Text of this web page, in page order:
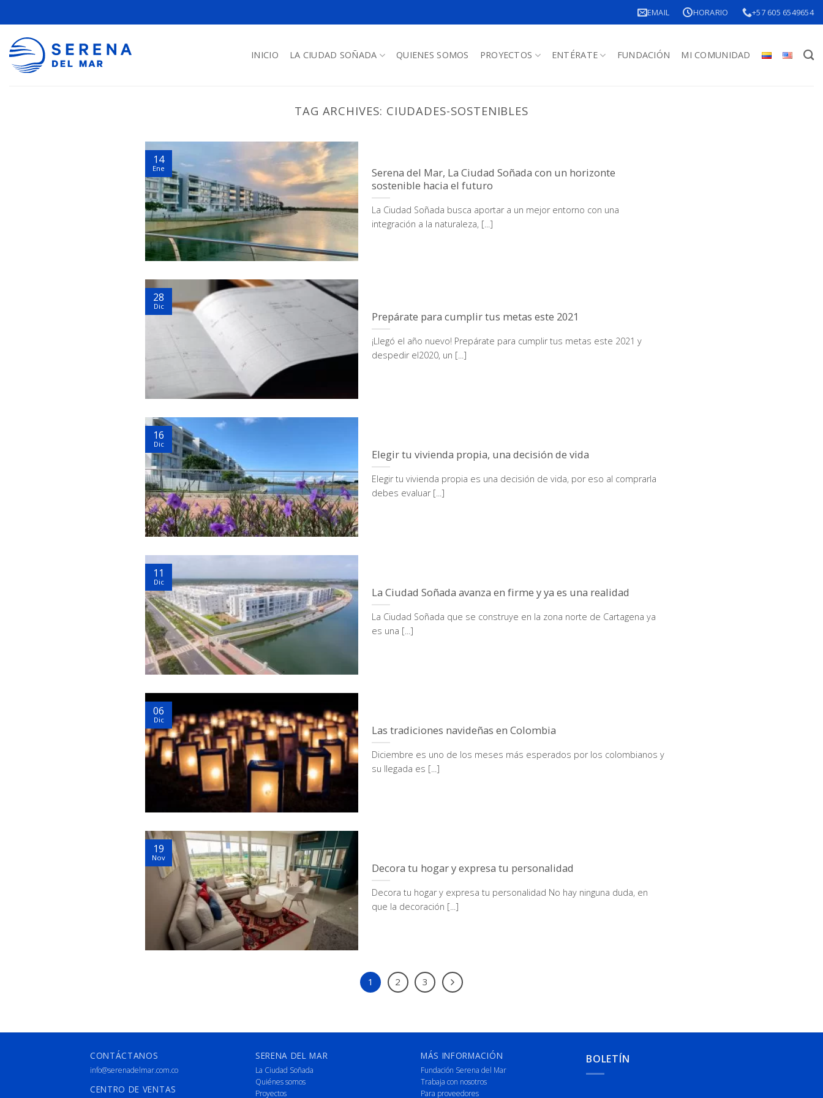
EMAIL HORARIO +57 605 6549654
INICIO LA CIUDAD SOÑADA QUIENES SOMOS PROYECTOS ENTÉRATE FUNDACIÓN MI COMUNIDAD
TAG ARCHIVES: CIUDADES-SOSTENIBLES
Serena del Mar, La Ciudad Soñada con un horizonte
sostenible hacia el futuro
La Ciudad Soñada busca aportar a un mejor entorno con una
integración a la naturaleza, [...]
14
Ene
Prepárate para cumplir tus metas este 2021
¡Llegó el año nuevo! Prepárate para cumplir tus metas este 2021 y
despedir el2020, un [...]
28
Dic
Elegir tu vivienda propia, una decisión de vida
Elegir tu vivienda propia es una decisión de vida, por eso al comprarla
debes evaluar [...]
16
Dic
La Ciudad Soñada avanza en firme y ya es una realidad
La Ciudad Soñada que se construye en la zona norte de Cartagena ya
es una [...]
11
Dic
Las tradiciones navideñas en Colombia
Diciembre es uno de los meses más esperados por los colombianos y
su llegada es [...]
06
Dic
Decora tu hogar y expresa tu personalidad
Decora tu hogar y expresa tu personalidad No hay ninguna duda, en
que la decoración [...]
19
Nov
1 2 3
CONTÁCTANOS
info@serenadelmar.com.co
CENTRO DE VENTAS
SERENA DEL MAR
La Ciudad Soñada
Quiénes somos
Proyectos
MÁS INFORMACIÓN
Fundación Serena del Mar
Trabaja con nosotros
Para proveedores
BOLETÍN